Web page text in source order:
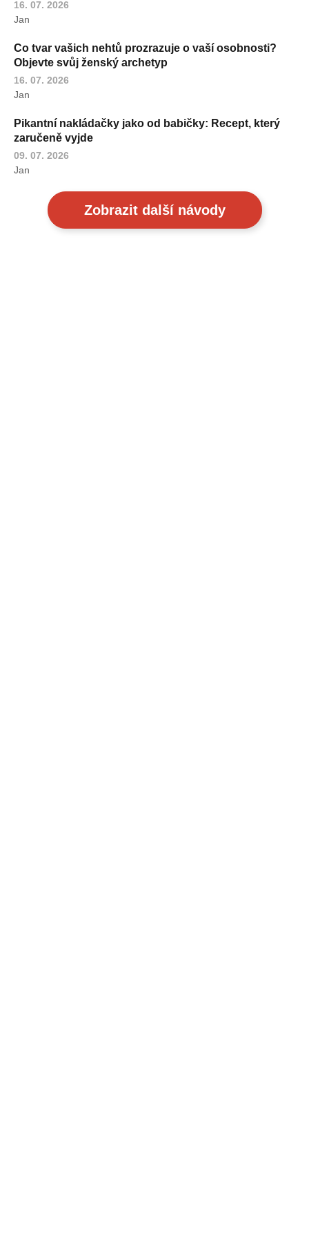
16. 07. 2026
Jan
Co tvar vašich nehtů prozrazuje o vaší osobnosti?
Objevte svůj ženský archetyp
16. 07. 2026
Jan
Pikantní nakládačky jako od babičky: Recept, který
zaručeně vyjde
09. 07. 2026
Jan
Zobrazit další návody